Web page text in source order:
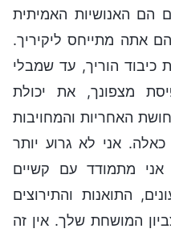
הם האנושיות האמיתית
אתה מתייחס ליקיריך.
הוריך, עד שמבלי
מצפונך, את יכולת
האחריות והמחויבות
אני לא גרוע יותר
מתמודד עם קשיים
התואנות והתירוצים
המושחת שלך. אין זה